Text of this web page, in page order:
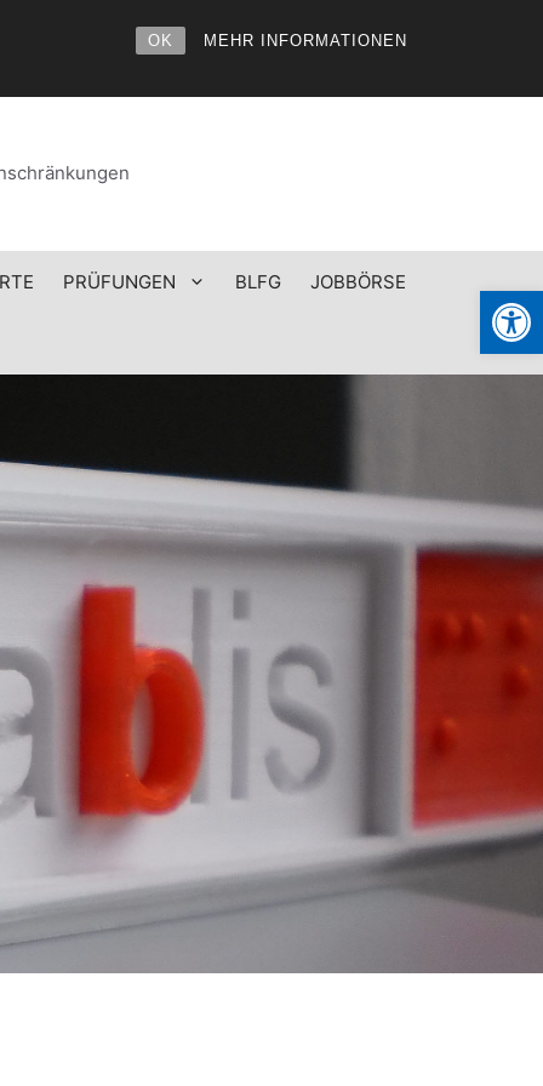
OK MEHR INFORMATIONEN
PRÜFUNGEN BLFG JOBBÖRSE